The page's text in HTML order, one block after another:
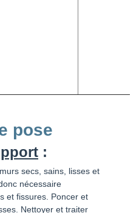
pose
:
murs secs sains lisses et
nécessaire
et fissures Poncer et
Nettoyer et traiter